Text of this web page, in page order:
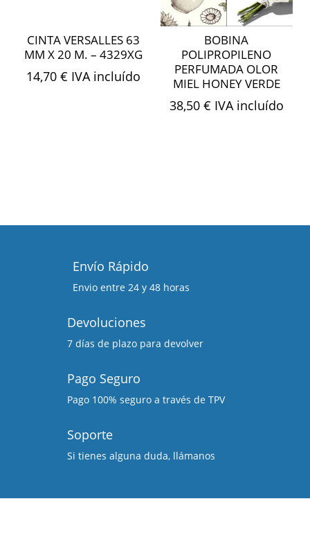
CINTA VERSALLES 63
MM X 20 M. – 4329XG
14,70€ IVA incluído
BOBINA
POLIPROPILENO
PERFUMADA OLOR
MIEL HONEY VERDE
38,50 € IVA incluído
Envío Rápido
Envio entre 24 y 48 horas
Devoluciones
7 días de plazo para devolver
Pago Seguro
Pago 100% seguro a través de TPV
Soporte
Si tienes alguna duda, llámanos